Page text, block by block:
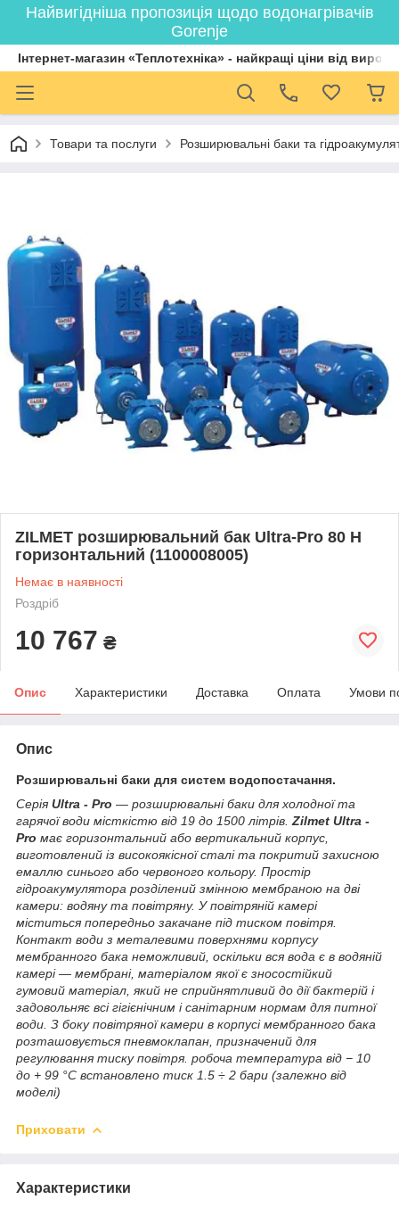
Найвигідніша пропозиція щодо водонагрівачів
Gorenje
Інтернет-магазин «Теплотехніка» - найкращі ціни від
Товари та послуги Розширювальні баки та
ZILMET розширювальний бак Ultra-Pro 80 H
горизонтальний (1100008005)
Немає в наявності
Роздріб
10 767 ₴
Опис Характеристики Доставка Оплата Умови
Опис
Розширювальні баки для систем водопостачання.
Серія Ultra - Pro — розширювальні баки для холодної та
гарячої води місткістю від 19 до 1500 літрів. Zilmet Ultra -
Pro має горизонтальний або вертикальний корпус,
виготовлений із високоякісної сталі та покритий захисною
емаллю синього або червоного кольору. Простір
гідроакумулятора розділений змінною мембраною на дві
камери: водяну та повітряну. У повітряній камері
міститься попередньо закачане під тиском повітря.
Контакт води з металевими поверхнями корпусу
мембранного бака неможливий, оскільки вся вода є в водяній
камері — мембрані, матеріалом якої є зносостійкий
гумовий матеріал, який не сприйнятливий до дії бактерій і
задовольняє всі гігієнічним і санітарним нормам для питної
води. З боку повітряної камери в корпусі мембранного бака
розташовується пневмоклапан, призначений для
регулювання тиску повітря. робоча температура від − 10
до + 99 °C встановлено тиск 1.5 ÷ 2 бари (залежно від
моделі)
Приховати
Характеристики